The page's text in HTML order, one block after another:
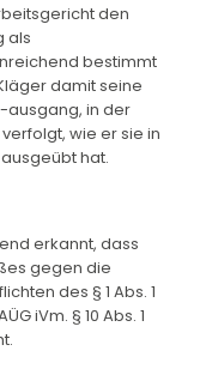
den
als
bestimmt
damit seine
ausgang, in der
wie er sie in
hat.
erkannt, dass
gegen die
des § 1 Abs. 1
iVm. § 10 Abs. 1